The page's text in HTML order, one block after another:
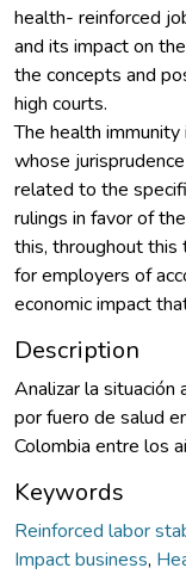
health- reinforced
and its impact on
the concepts and
high courts.
The health
whose
related to the
rulings in favor of
this, throughout this
for employers of
economic impact
Description
Analizar la situación
por fuero de salud
Colombia entre los
Keywords
Reinforced labor
Impact business,